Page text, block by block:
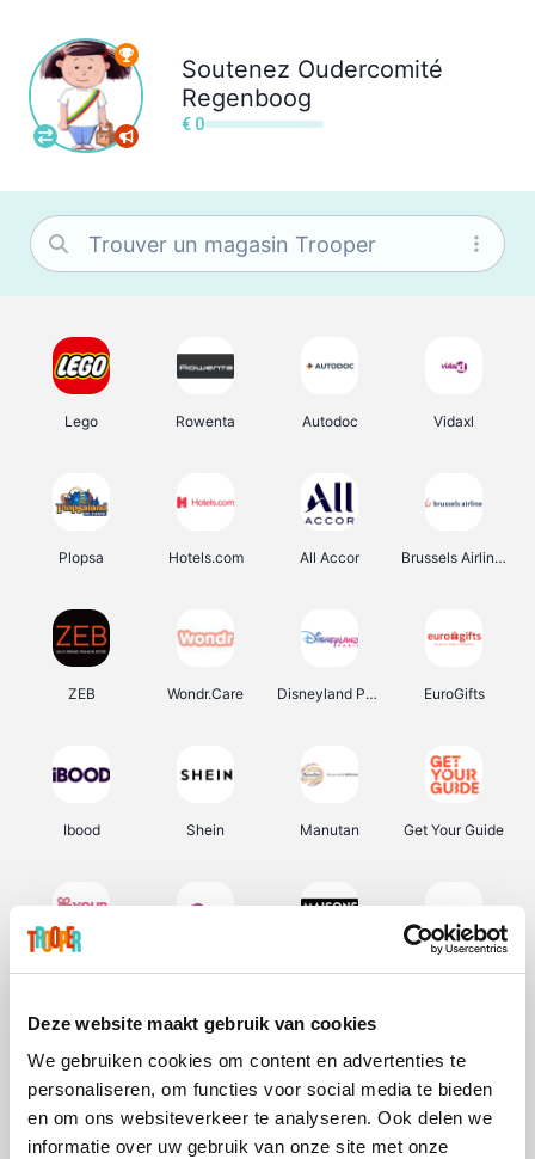
Deze website maakt gebruik van cookies
We gebruiken cookies om content en advertenties te
personaliseren, om functies voor social media te bieden
en om ons websiteverkeer te analyseren. Ook delen we
informatie over uw gebruik van onze site met onze
Soutenez Oudercomité
Regenboog
€ 0
Lego Rowenta Autodoc Vidaxl
Plopsa Hotels.com All Accor Brussels Airlines
ZEB Wondr.Care Disneyland Paris EuroGifts
Ibood Shein Manutan Get Your Guide